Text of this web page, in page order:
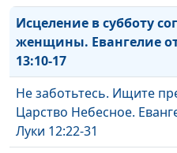
Исцеление в субботу
женщины. Евангелие
13:10-17
Не заботьтесь. Ищите
Царство Небесное.
Луки 12:22-31